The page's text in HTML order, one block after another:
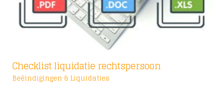
Checklist liquidatie rechtspersoon
Beëindigingen & Liquidaties